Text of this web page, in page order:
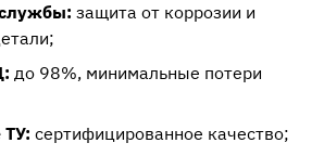
защита от коррозии и
до 98%, минимальные потери
ТУ: сертифицированное качество;